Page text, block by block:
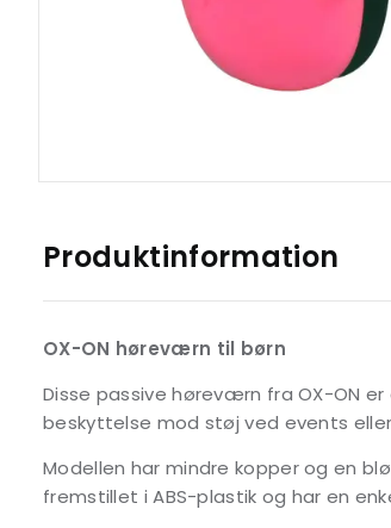
Produktinformation
OX-ON høreværn til børn
Disse passive høreværn fra OX-ON
beskyttelse mod støj ved events
Modellen har mindre kopper og en
fremstillet i ABS-plastik og har en